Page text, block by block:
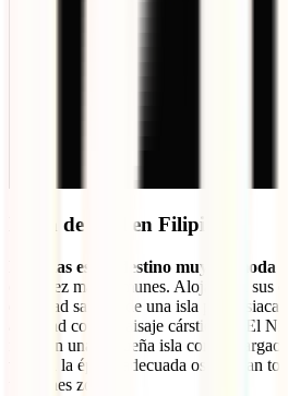
Luna de miel en Filipinas
Filipinas es un destino muy de moda
cada vez más comunes. Alojaos en sus
disfrutad saltado de una isla
alucinad con el paisaje cárstico de El
relax en una pequeña isla como
vais en la época adecuada os esperan
tiburones zorro.